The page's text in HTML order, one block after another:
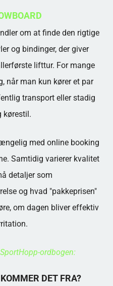
om at finde den rigtige
og bindinger, der giver
lifttur. For mange
når man kun kører et par
transport eller stadig
kørestil.
med online booking
Samtidig varierer kvalitet
detaljer som
og hvad "pakkeprisen"
om dagen bliver effektiv
ordbogen:
DET FRA?